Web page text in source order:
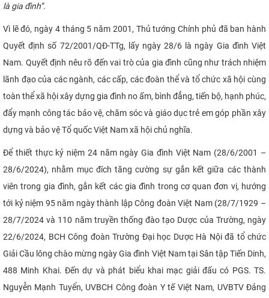
là gia đình”.
Vì lẽ đó, ngày 4 tháng 5 năm 2001, Thủ tướng Chính phủ đã ban hành
Quyết định số 72/2001/QĐ-TTg, lấy ngày 28/6 là ngày Gia đình Việt
Nam. Quyết định nêu rõ đến vai trò của gia đình cũng như trách nhiệm
lãnh đạo của các ngành, các cấp, các đoàn thể và tổ chức xã hội cùng
toàn thể xã hội xây dựng gia đình no ấm, bình đẳng, tiến bộ, hạnh phúc,
đẩy mạnh công tác bảo vệ, chăm sóc và giáo dục trẻ em góp phần xây
dựng và bảo vệ Tổ quốc Việt Nam xã hội chủ nghĩa.
Để thiết thực kỷ niệm 24 năm ngày Gia đình Việt Nam (28/6/2001 –
28/6/2024), nhằm mục đích tăng cường sự gắn kết giữa các thành
viên trong gia đình, gắn kết các gia đình trong cơ quan đơn vị, hướng
tới kỷ niệm 95 năm ngày thành lập Công đoàn Việt Nam (28/7/1929 –
28/7/2024 và 110 năm truyền thống đào tạo Dược của Trường, ngày
22/6/2024, BCH Công đoàn Trường Đại học Dược Hà Nội đã tổ chức
Giải Cầu lông chào mừng ngày Gia đình Việt Nam tại Sân tập Tiến Dinh,
488 Minh Khai. Đến dự và phát biểu khai mạc giải đấu có PGS. TS.
Nguyễn Mạnh Tuyển, UVBCH Công đoàn Y tế Việt Nam, UVBTV Đảng